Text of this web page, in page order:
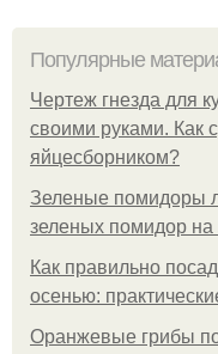
Популярные
Чертеж гнезда для
своими руками. Как
яйцесборником?
Зеленые помидоры
зеленых помидор на
Как правильно
осенью:
Оранжевые грибы